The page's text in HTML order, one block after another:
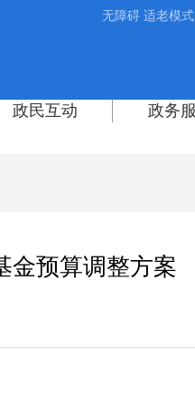
无障碍 适老模式
金预算调整方案